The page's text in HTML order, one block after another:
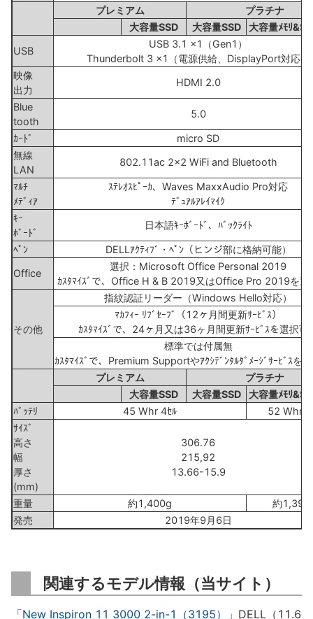
プレミアム
プラチナ
大容量SSD
大容量SSD
大容量ﾒﾓﾘ
USB
USB 3.1 x1（Gen1）
Thunderbolt 3 x1（電源供給、DisplayPort対応）
映像
出力
HDMI 2.0
Blue
tooth
5.0
ｶｰﾄﾞ
micro SD
無線
LAN
802.11ac 2x2 WiFi and Bluetooth
ﾏﾙﾁ
ﾒﾃﾞｨｱ
ｽﾃﾚｵｽﾋﾟｰｶ、Waves MaxxAudio Pro対応
ﾃﾞｭｱﾙｱﾚｲﾏｲｸ
ｷｰ
ﾎﾞｰﾄﾞ
日本語ｷｰﾎﾞｰﾄﾞ、ﾊﾞｯｸﾗｲﾄ
ﾍﾟﾝ
DELLｱｸﾃｨﾌﾞ・ﾍﾟﾝ（ヒンジ部に格納可能）
Office
選択：Microsoft Office Personal 2019
ｶｽﾀﾏｲｽﾞで、Office H & B 2019又はOffice Pro 2019を選
その他
指紋認証リーダー（Windows Hello対応）
ﾏｶﾌｨｰ ﾘﾌﾞｾｰﾌﾞ（12ヶ月間更新ｻｰﾋﾞｽ）
ｶｽﾀﾏｲｽﾞで、24ヶ月又は36ヶ月間更新ｻｰﾋﾞｽを選択可
標準では付属無
ｶｽﾀﾏｲｽﾞで、Premium Supportやｱｸｼﾃﾞﾝﾀﾙﾀﾞﾒｰｼﾞｻｰﾋﾞｽを
プレミアム
プラチナ
大容量SSD
大容量SSD
大容量ﾒﾓﾘ
ﾊﾞｯﾃﾘ
45 Whr 4ｾﾙ
52 Whr 4
ｻｲｽﾞ
高さ
幅
厚さ
(mm)
306.76
215,92
13.66-15.9
重量 約1,400g
約
発売
2019年9月6日
関連するモデル情報（当サイト）
「New Inspiron 11 3000 2-in-1（3195）
」DELL（11.6